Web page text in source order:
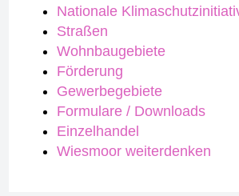
Nationale
Straßen
Wohnbaugebiete
Förderung
Gewerbegebiete
Formulare / Downloads
Einzelhandel
Wiesmoor weiterdenken